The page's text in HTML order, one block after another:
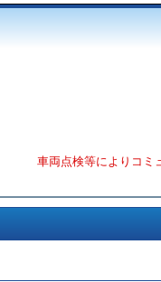
車両点検等によりコミ